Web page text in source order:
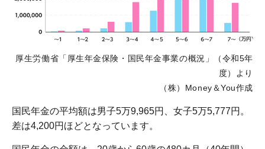
厚生労働省「厚生年金保険・国民年金事業の概況」（令和5年
度）より
（株）Money＆You作成
国民年金の平均額は男子5万9,965円、女子5万5,777円。
差は4,200円ほどとなっています。